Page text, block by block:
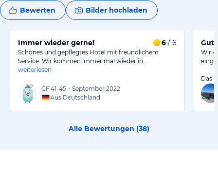
Bewerten Bilder hochladen
Immer wieder gerne! 6 / 6
Schönes und gepflegtes Hotel mit freundlichem
Service. Wir kommen immer mal wieder in…
weiterlesen
GF 41-45 • September 2022
Aus Deutschland
Wir
Das
Alle Bewertungen (38)